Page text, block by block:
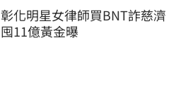
彰化明星女律師買BNT詐慈濟
囤11億黃金曝